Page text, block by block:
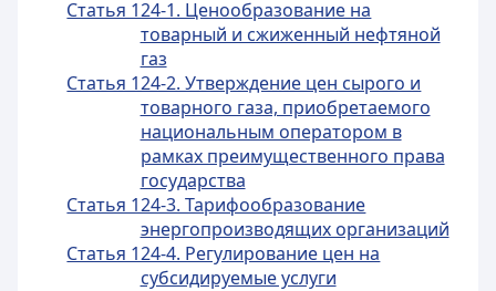
Статья 124-1. Ценообразование на
товарный и сжиженный нефтяной
газ
Статья 124-2. Утверждение цен сырого и
товарного газа, приобретаемого
национальным оператором в
рамках преимущественного права
государства
Статья 124-3. Тарифообразование
энергопроизводящих организаций
Статья 124-4. Регулирование цен на
субсидируемые услуги